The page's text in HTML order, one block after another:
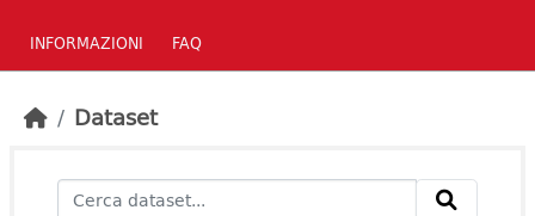
INFORMAZIONI FAQ
Dataset